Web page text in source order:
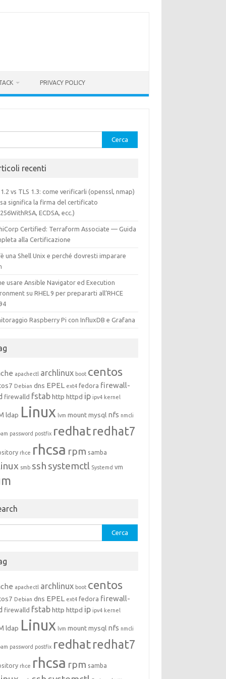
PRIVACY POLICY
recenti
1.2 vs TLS 1.3: come verificarli (openssl, nmap)
significa la firma del certificato
ECDSA, ecc.)
Certified: Terraform Associate — Guida
alla Certificazione
una Shell Unix e perché dovresti imparare
usare Ansible Navigator ed Execution
su RHEL 9 per prepararti all’RHCE
Raspberry Pi con InfluxDB e Grafana
apachectl archlinux boot centos
Debian dns EPEL ext4 fedora firewall-
firewalld fstab http httpd ip ipv4 kernel
ldap Linux lvm mount mysql nfs nmcli
password postfix redhatredhat7
rhce rhcsa rpm samba
smb ssh systemctl Systemd vm
apachectl archlinux boot centos
Debian dns EPEL ext4 fedora firewall-
firewalld fstab http httpd ip ipv4 kernel
ldap Linux lvm mount mysql nfs nmcli
password postfix redhatredhat7
rhce rhcsa rpm samba